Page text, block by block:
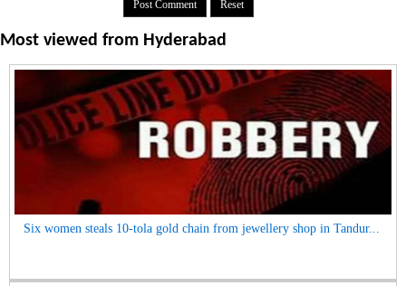
Most viewed from Hyderabad
Six women steals 10-tola gold chain from jewellery shop in Tandur...